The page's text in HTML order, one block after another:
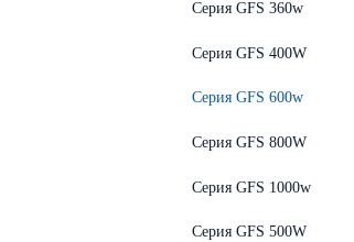
Серия GFS 360w
Серия GFS 400W
Серия GFS 600w
Серия GFS 800W
Серия GFS 1000w
Серия GFS 500W